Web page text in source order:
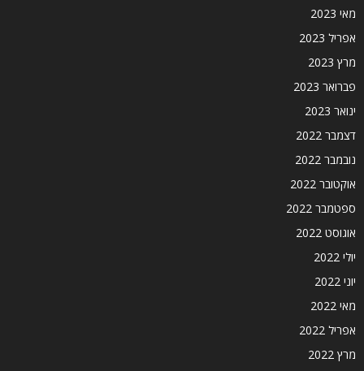
מאי 2023
אפריל 2023
מרץ 2023
פברואר 2023
ינואר 2023
דצמבר 2022
נובמבר 2022
אוקטובר 2022
ספטמבר 2022
אוגוסט 2022
יולי 2022
יוני 2022
מאי 2022
אפריל 2022
מרץ 2022